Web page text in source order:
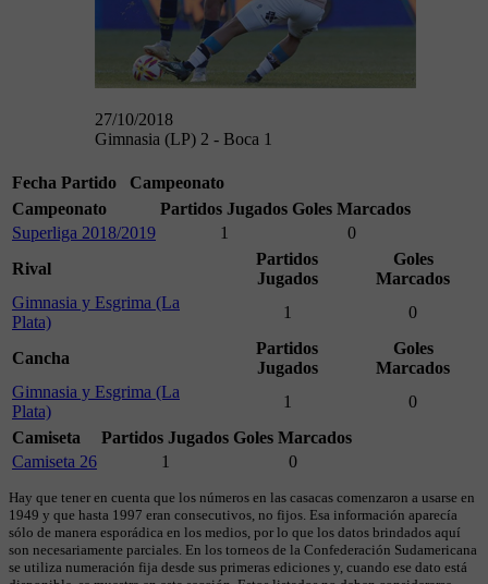
27/10/2018
Gimnasia (LP) 2 - Boca 1
Fecha Partido
Campeonato
Campeonato
Partidos Jugados Goles Marcados
Superliga 2018/2019
1
0
Rival
Partidos
Jugados
Goles
Marcados
Gimnasia y Esgrima (La
Plata)
1 0
Cancha
Partidos
Jugados
Goles
Marcados
Gimnasia y Esgrima (La
Plata)
1
0
Camiseta
Partidos Jugados Goles Marcados
Camiseta 26
1 0
Hay que tener en cuenta que los números en las casacas comenzaron a usarse en
1949 y que hasta 1997 eran consecutivos, no fijos. Esa información aparecía
sólo de manera esporádica en los medios, por lo que los datos brindados aquí
son necesariamente parciales. En los torneos de la Confederación Sudamericana
se utiliza numeración fija desde sus primeras ediciones y, cuando ese dato está